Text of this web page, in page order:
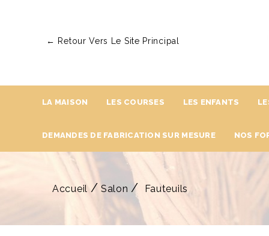
← Retour Vers Le Site Principal
LA MAISON LES COURSES LES ENFANTS
DEMANDES DE FABRICATION SUR MESURE NOS
Accueil Salon Fauteuils